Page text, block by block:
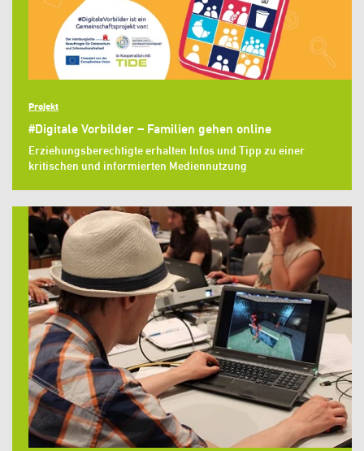
Projekt
#Digitale Vorbilder – Familien gehen online
Erziehungsberechtigte erhalten Infos und Tipp zu einer
kritischen und informierten Mediennutzung